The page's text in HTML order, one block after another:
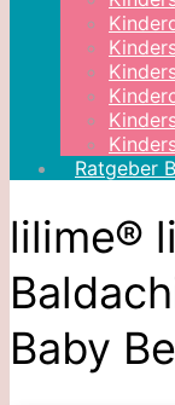
Ratgeber
lilime®
Baby